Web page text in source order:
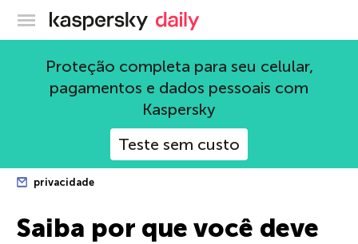
Blog oficial da Kaspersky
Proteção completa para seu celular,
pagamentos e dados pessoais com
Kaspersky
Teste sem custo
privacidade
Saiba por que você deve